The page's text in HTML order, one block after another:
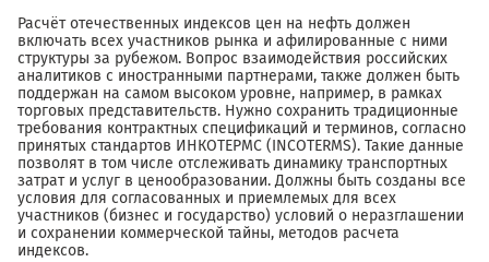
Расчёт отечественных индексов цен на нефть должен
включать всех участников рынка и афилированные с ними
структуры за рубежом. Вопрос взаимодействия российских
аналитиков с иностранными партнерами, также должен быть
поддержан на самом высоком уровне, например, в рамках
торговых представительств. Нужно сохранить традиционные
требования контрактных спецификаций и терминов, согласно
принятых стандартов ИНКОТЕРМС (INCOTERMS). Такие данные
позволят в том числе отслеживать динамику транспортных
затрат и услуг в ценообразовании. Должны быть созданы все
условия для согласованных и приемлемых для всех
участников (бизнес и государство) условий о неразглашении
и сохранении коммерческой тайны, методов расчета
индексов.